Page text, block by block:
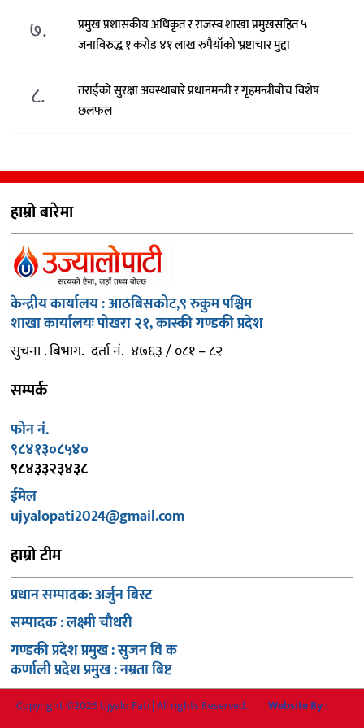
७.
प्रमुख प्रशासकीय अधिकृत र राजस्व शाखा प्रमुखसहित ५
जनाविरुद्ध १ करोड ४१ लाख रुपैयाँको भ्रष्टाचार मुद्दा
८.
तराईको सुरक्षा अवस्थाबारे प्रधानमन्त्री र गृहमन्त्रीबीच विशेष
छलफल
हाम्रो बारेमा
केन्द्रीय कार्यालय : आठबिसकोट,९ रुकुम पश्चिम
शाखा कार्यालयः पोखरा २१, कास्की गण्डकी प्रदेश
सुचना . बिभाग. दर्ता नं. ४७६३ / ०८१ – ८२
सम्पर्क
फोन नं.
९८४१३०८५४०
९८४३३२३४३८
ईमेल
ujyalopati2024@gmail.com
हाम्रो टीम
प्रधान सम्पादक: अर्जुन बिस्ट
सम्पादक : लक्ष्मी चौधरी
गण्डकी प्रदेश प्रमुख : सुजन वि क
कर्णाली प्रदेश प्रमुख : नम्रता बिष्ट
Copyright ©2026 Ujyalo Pati | All rights Reserved. Website By :